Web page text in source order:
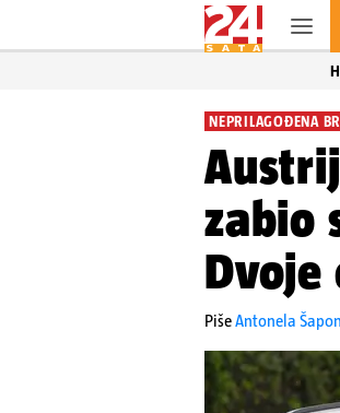
NEPRILAGOĐENA
zabio
Dvoje
PišeAntonela